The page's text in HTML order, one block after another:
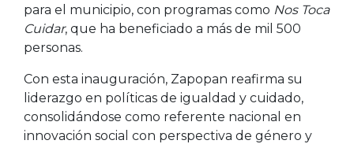
para el municipio, con programas como Nos Toca
Cuidar, que ha beneficiado a más de mil 500
personas.
Con esta inauguración, Zapopan reafirma su
liderazgo en políticas de igualdad y cuidado,
consolidándose como referente nacional en
innovación social con perspectiva de género y